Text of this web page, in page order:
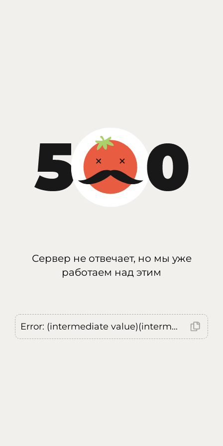
Сервер не отвечает, но мы уже
работаем над этим
Error: (intermediate value)(intermediate value)(intermediate value).replaceAll is not a function